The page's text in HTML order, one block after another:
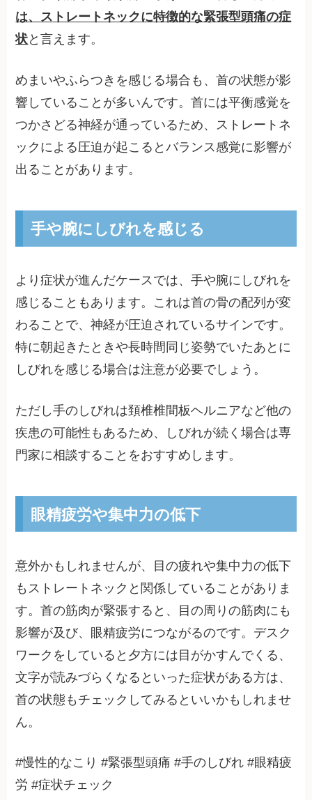
は、ストレートネックに特徴的な緊張型頭痛の症
状と言えます。
めまいやふらつきを感じる場合も、首の状態が影
響していることが多いんです。首には平衡感覚を
つかさどる神経が通っているため、ストレートネ
ックによる圧迫が起こるとバランス感覚に影響が
出ることがあります。
手や腕にしびれを感じる
より症状が進んだケースでは、手や腕にしびれを
感じることもあります。これは首の骨の配列が変
わることで、神経が圧迫されているサインです。
特に朝起きたときや長時間同じ姿勢でいたあとに
しびれを感じる場合は注意が必要でしょう。
ただし手のしびれは頚椎椎間板ヘルニアなど他の
疾患の可能性もあるため、しびれが続く場合は専
門家に相談することをおすすめします。
眼精疲労や集中力の低下
意外かもしれませんが、目の疲れや集中力の低下
もストレートネックと関係していることがありま
す。首の筋肉が緊張すると、目の周りの筋肉にも
影響が及び、眼精疲労につながるのです。デスク
ワークをしていると夕方には目がかすんでくる、
文字が読みづらくなるといった症状がある方は、
首の状態もチェックしてみるといいかもしれませ
ん。
#慢性的なこり #緊張型頭痛 #手のしびれ #眼精疲
労 #症状チェック